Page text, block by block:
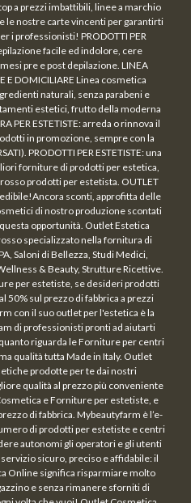
a prezzi imbattibili, linee a marchio
le nostre carte vincenti per garantirti
i professionisti! PRODOTTI PER
facile ed indolore, cere
pre e post depilazione. LINEA
E DOMICILIARE Linea cosmetica
naturali, senza parabeni e
estetici, frutto della moderna
PER ESTETISTE: arreda o rinnova il
in promozione, sempre con la
PRODOTTI PER ESTETISTE: una
forniture di prodotti per estetica,
prodotti per estetista. OUTLET
sconti, approfitta delle
di nostro produzione scontati
opportunità. Outlet Estetica
specializzato nella fornitura di
Saloni di Bellezza, Studi Medici,
& Beauty, Strutture Ricettive.
per estetiste, se desideri prodotti
50% sul prezzo di fabbrica a prezzi
con il suo outlet per l'estetica è la
di professionisti pronti ad aiutarti
riguarda le Forniture per centri
qualità tutta Made in Italy. Outlet
prodotte per te dai nostri
qualità al prezzo più conveniente
e Forniture per estetiste, e
di fabbrica. Mybeautyfarm è l’e-
di prodotti per estetiste e centri
autonomi gli operatori e gli utenti
sicuro, preciso e affidabile: il
Online significa risparmiare molto
e senza rimanere sforniti di